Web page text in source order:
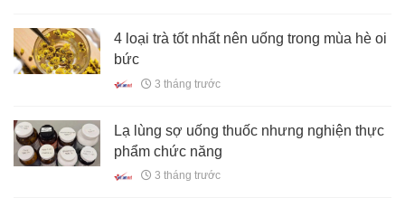
4 loại trà tốt nhất nên uống trong mùa hè oi
bức
3 tháng trước
Lạ lùng sợ uống thuốc nhưng nghiện thực
phẩm chức năng
3 tháng trước